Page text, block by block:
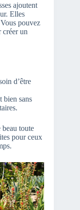
ajoutent
Elles
pouvez
créer un
d’être
bien sans
beau toute
pour ceux